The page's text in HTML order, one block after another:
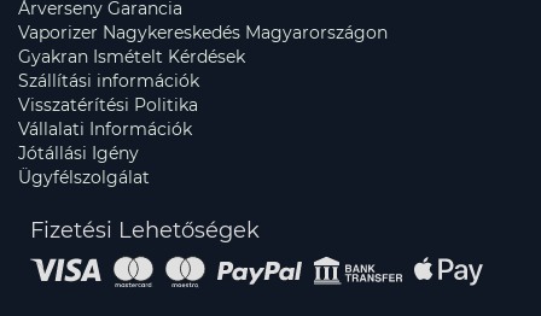
Árverseny Garancia
Vaporizer Nagykereskedés Magyarországon
Gyakran Ismételt Kérdések
Szállítási információk
Visszatérítési Politika
Vállalati Információk
Jótállási Igény
Ügyfélszolgálat
Fizetési Lehetőségek